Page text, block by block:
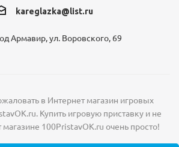
kareglazka@list.ru
Армавир, ул. Воровского, 69
в Интернет магазин игровых
Купить игровую приставку и не
магазине 100PristavOK.ru очень просто!